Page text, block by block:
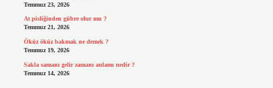
Temmuz 23, 2026
At pisliğinden gübre olur mu ?
Temmuz 21, 2026
Öküz öküz bakmak ne demek ?
Temmuz 19, 2026
Sakla samanı gelir zamanı anlamı nedir ?
Temmuz 14, 2026